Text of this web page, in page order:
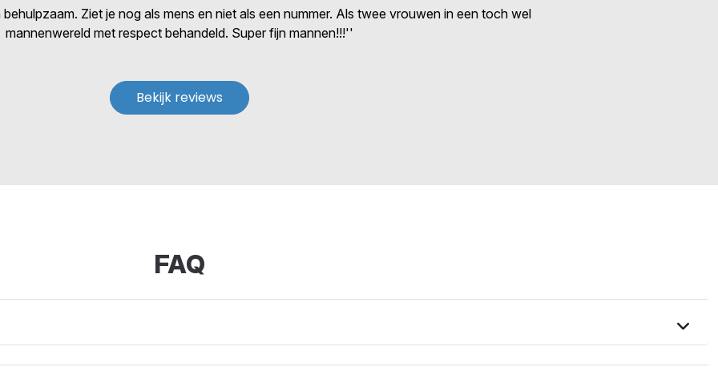
Ziet je nog als mens en niet als een nummer. Als twee vrouwen in een toch wel
mannenwereld met respect behandeld. Super fijn mannen!!!''
Bekijk reviews
FAQ